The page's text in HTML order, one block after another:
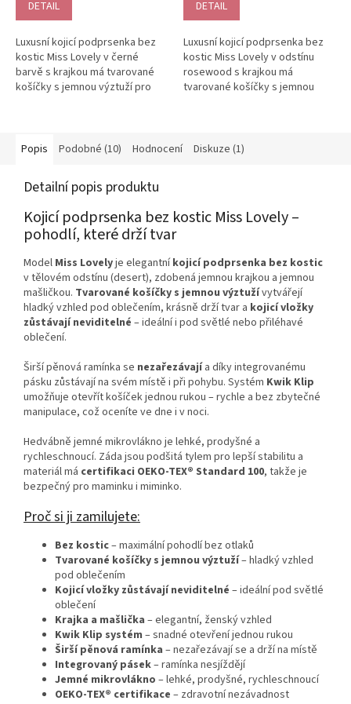
DETAIL
Luxusní kojicí podprsenka bez
kostic Miss Lovely v černé
barvě s krajkou má tvarované
košíčky s jemnou výztuží pro
5,0
5
hvězdiček.
DETAIL
Luxusní kojicí podprsenka bez
kostic Miss Lovely v odstínu
rosewood s krajkou má
tvarované košíčky s jemnou
Popis Podobné (10) Hodnocení Diskuze (1)
Detailní popis produktu
Kojicí podprsenka bez kostic Miss Lovely –
pohodlí, které drží tvar
Model Miss Lovelyje elegantníkojicí podprsenka bez kostic
v tělovém odstínu (desert), zdobená jemnou krajkou a jemnou
mašličkou. Tvarované košíčky s jemnou výztužívytvářejí
hladký vzhled pod oblečením, krásně drží tvar a kojicí vložky
zůstávají neviditelné – ideální i pod světlé nebo přiléhavé
oblečení.
Širší pěnová ramínka se nezařezávajía díky integrovanému
pásku zůstávají na svém místě i při pohybu. Systém Kwik Klip
umožňuje otevřít košíček jednou rukou – rychle a bez zbytečné
manipulace, což oceníte ve dne i v noci.
Hedvábně jemné mikrovlákno je lehké, prodyšné a
rychleschnoucí. Záda jsou podšitá tylem pro lepší stabilitu a
materiál má certifikaci OEKO‑TEX® Standard 100, takže je
bezpečný pro maminku i miminko.
Proč si ji zamilujete:
Bez kostic– maximální pohodlí bez otlaků
Tvarované košíčky s jemnou výztuží– hladký vzhled
pod oblečením
Kojicí vložky zůstávají neviditelné – ideální pod světlé
oblečení
Krajka a mašlička – elegantní, ženský vzhled
Kwik Klip systém – snadné otevření jednou rukou
Širší pěnová ramínka – nezařezávají se a drží na místě
Integrovaný pásek– ramínka nesjíždějí
Jemné mikrovlákno – lehké, prodyšné, rychleschnoucí
OEKO‑TEX® certifikace – zdravotní nezávadnost